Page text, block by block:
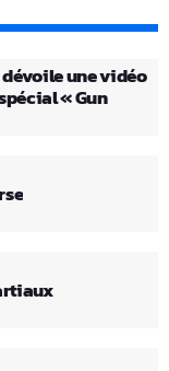
une vidéo
« Gun